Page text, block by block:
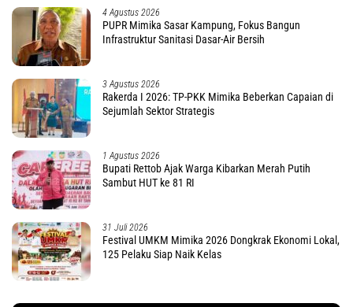
4 Agustus 2026
PUPR Mimika Sasar Kampung, Fokus Bangun
Infrastruktur Sanitasi Dasar-Air Bersih
3 Agustus 2026
Rakerda I 2026: TP-PKK Mimika Beberkan Capaian di
Sejumlah Sektor Strategis
1 Agustus 2026
Bupati Rettob Ajak Warga Kibarkan Merah Putih
Sambut HUT ke 81 RI
31 Juli 2026
Festival UMKM Mimika 2026 Dongkrak Ekonomi Lokal,
125 Pelaku Siap Naik Kelas